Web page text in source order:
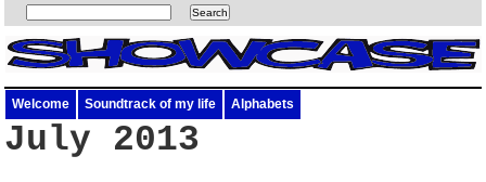
Welcome Soundtrack of my life Alphabets
July 2013